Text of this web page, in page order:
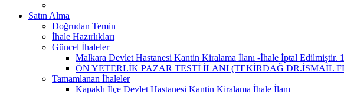
Satın Alma
Doğrudan Temin
İhale Hazırlıkları
Güncel İhaleler
Malkara Devlet Hastanesi Kantin Kiralama İlanı -İhale İptal Edilmiştir.
ÖN YETERLİK PAZAR TESTİ İLANI (TEKİRDAĞ DR.İSMAİL
Tamamlanan İhaleler
Kapaklı İlçe Devlet Hastanesi Kantin Kiralama İhale İlanı